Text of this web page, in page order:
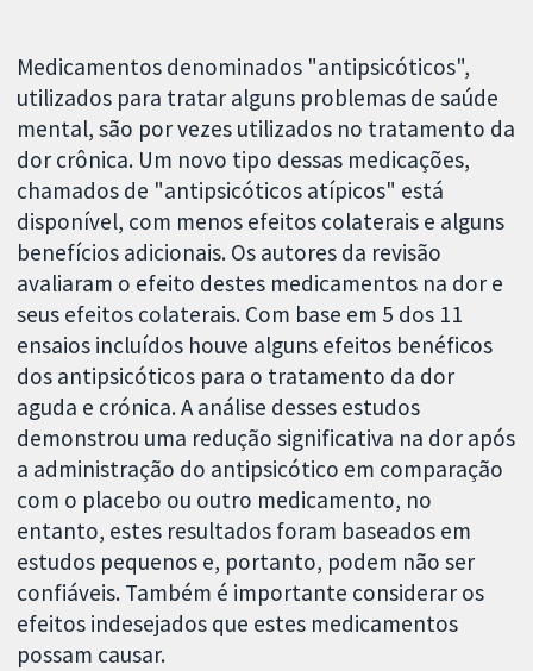
Medicamentos denominados "antipsicóticos",
utilizados para tratar alguns problemas de saúde
mental, são por vezes utilizados no tratamento da
dor crônica. Um novo tipo dessas medicações,
chamados de "antipsicóticos atípicos" está
disponível, com menos efeitos colaterais e alguns
benefícios adicionais. Os autores da revisão
avaliaram o efeito destes medicamentos na dor e
seus efeitos colaterais. Com base em 5 dos 11
ensaios incluídos houve alguns efeitos benéficos
dos antipsicóticos para o tratamento da dor
aguda e crónica. A análise desses estudos
demonstrou uma redução significativa na dor após
a administração do antipsicótico em comparação
com o placebo ou outro medicamento, no
entanto, estes resultados foram baseados em
estudos pequenos e, portanto, podem não ser
confiáveis. Também é importante considerar os
efeitos indesejados que estes medicamentos
possam causar.